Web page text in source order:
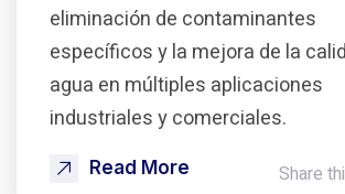
eliminación de contaminantes
específicos y la mejora de la
agua en múltiples aplicaciones
industriales y comerciales.
Read More Share